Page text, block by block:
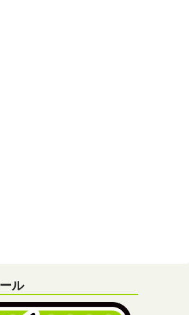
ル